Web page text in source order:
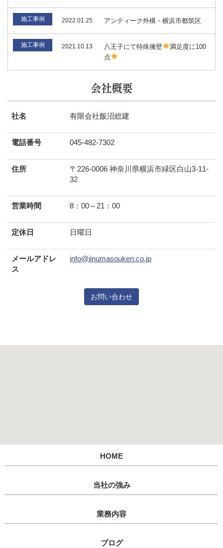
施工事例 2022.01.25 アンティーク外構・横浜市都筑区
施工事例 2021.10.13 八王子にて特殊擁壁
満足度に100
点
会社概要
社名 有限会社飯沼総建
電話番号 045-482-7302
住所
〒226-0006 神奈川県横浜市緑区白山3-11-
32
営業時間 8：00～21：00
定休日 日曜日
メールアドレ
ス
info@iinumasouken.co.jp
お問い合わせ
HOME
当社の強み
業務内容
ブログ